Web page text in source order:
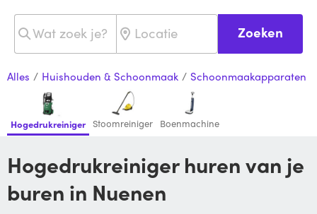
Zoeken
Alles / Huishouden & Schoonmaak / Schoonmaakapparaten
Hogedrukreiniger Stoomreiniger Boenmachine
Hogedrukreiniger huren van je
buren in Nuenen